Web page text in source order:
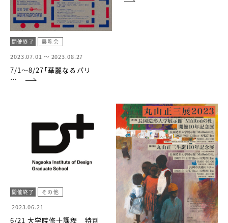
開催終了 展覧会
2023.07.01 ～ 2023.08.27
7/1～8/27「華麗なるパリ
…
開催終了 その他
2023.06.21
6/21 大学院修士課程 特別